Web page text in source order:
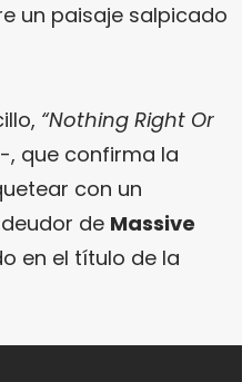
un paisaje salpicado
“Nothing Right Or
, que confirma la
con un
de Massive
en el título de la